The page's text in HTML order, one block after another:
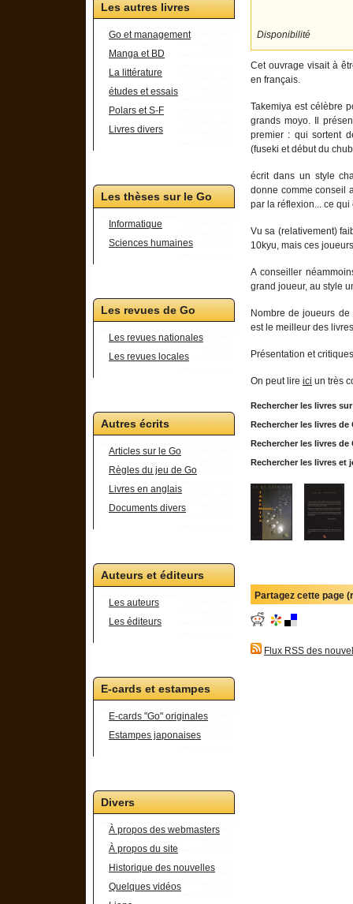
Les autres livres
Go et management
Manga et BD
La littérature
études et essais
Polars et S-F
Livres divers
Les thèses sur le Go
Informatique
Sciences humaines
Les revues de Go
Les revues nationales
Les revues locales
Autres écrits
Articles sur le Go
Règles du jeu de Go
Livres en anglais
Documents divers
Auteurs et éditeurs
Les auteurs
Les éditeurs
E-cards et estampes
E-cards "Go" originales
Estampes japonaises
Divers
À propos des webmasters
À propos du site
Historique des nouvelles
Quelques vidéos
Disponibilité
Cet ouvrage visait à
en français.
Takemiya est célèbre
grands moyo. Il
premier : qui sortent
(fuseki et début du
écrit dans un style
donne comme conseil
par la réflexion... ce
Vu sa (relativement)
10kyu, mais ces
A conseiller
grand joueur, au style
Nombre de joueurs
est le meilleur des
Présentation et
On peut lire ici un très
Rechercher les livres
Rechercher les livres
Rechercher les livres
Rechercher les livres et
Partagez cette page
Flux RSS des